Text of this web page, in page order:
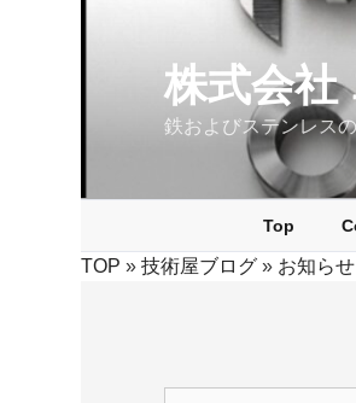
プ
株式会社
鉄およびステンレス
Top
TOP » 技術屋ブログ » お知らせ